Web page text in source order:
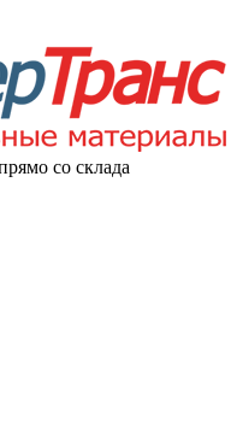
со склада